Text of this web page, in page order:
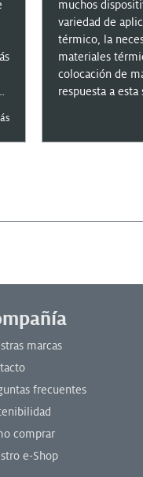
de los
muchos
variedad de
térmico, la
materiales
colocación de
respuesta a
eficientes,
con
marcas
frecuentes
comprar
e-Shop